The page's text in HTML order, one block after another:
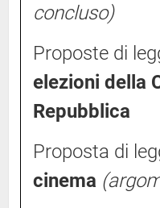
concluso)
Proposte di
elezioni della
Repubblica
Proposta di
cinema